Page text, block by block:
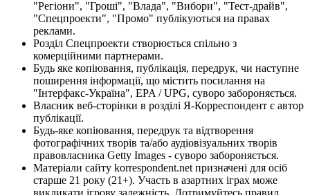
"Регіони", "Гроші", "Влада", "Вибори", "Тест-драйв",
"Спецпроекти", "Промо" публікуються на правах
реклами.
Розділ Спецпроекти створюється спільно з
комерційними партнерами.
Будь яке копіювання, публікація, передрук, чи наступне
поширення інформації, що містить посилання на
"Інтерфакс-Україна", EPA / UPG, суворо забороняється.
Власник веб-сторінки в розділі Я-Корреспондент є автор
публікації.
Будь-яке копіювання, передрук та відтворення
фотографічних творів та/або аудіовізуальних творів
правовласника Getty Images - суворо забороняється.
Матеріали сайту korrespondent.net призначені для осіб
старше 21 року (21+). Участь в азартних іграх може
викликати ігрову залежність. Дотримуйтесь правил